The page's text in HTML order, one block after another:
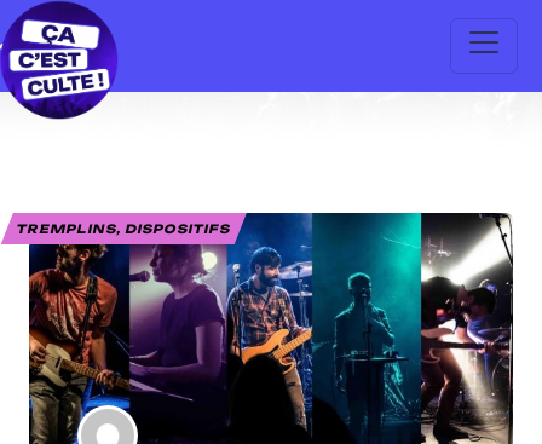
TREMPLINS, DISPOSITIFS